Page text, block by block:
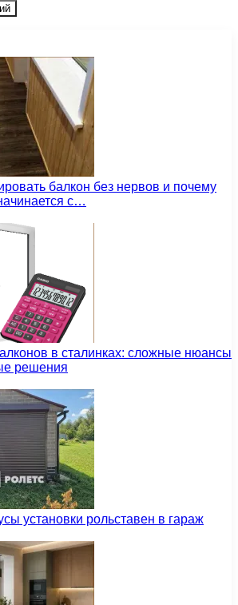
балкон без нервов и почему
с…
в сталинках: сложные нюансы
решения
установки рольставен в гараж